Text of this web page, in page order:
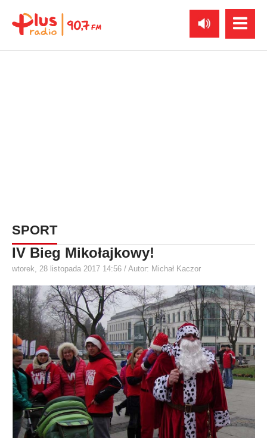
SPORT
IV Bieg Mikołajkowy!
wtorek, 28 listopada 2017 14:56 / Autor: Michał Kaczor